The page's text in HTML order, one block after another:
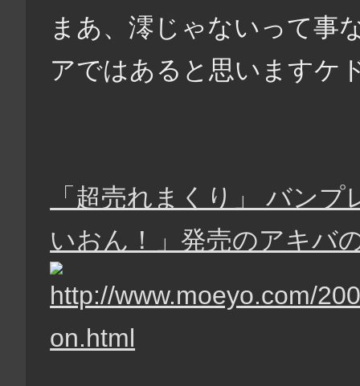
まあ、澪じゃないって事
アではあると思いますケ
「超売れまくり」 バン
いおん！」発売のアキバ